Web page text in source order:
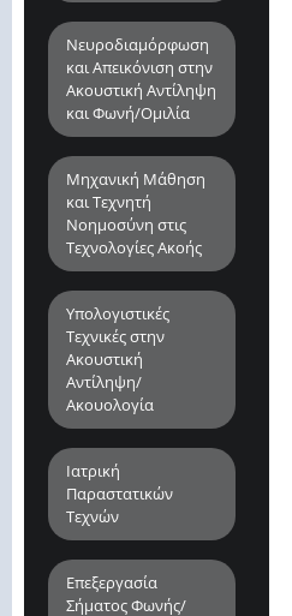
Νευροδιαμόρφωση
και Απεικόνιση στην
Ακουστική Αντίληψη
και Φωνή/Ομιλία
Μηχανική Μα΄θηση
και Τεχνητή
Νοημοσύνη στις
Τεχνολογίες Ακοής
Υπολογιστικές
Τεχνικές στην
Ακουστική
Αντίληψη/
Ακουολογία
Ιατρική
Παραστατικών
Τεχνών
Επεξεργασία
Σήματος Φωνής/